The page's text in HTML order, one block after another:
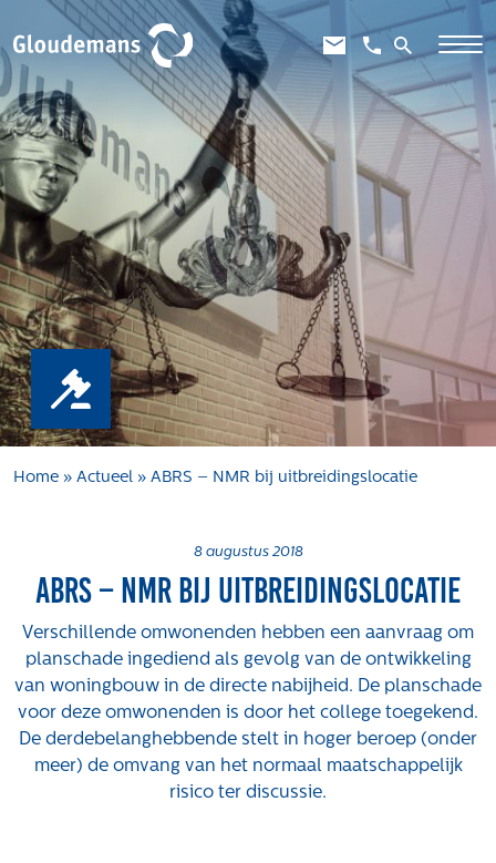
Expertises
Gebiedsontwikkeling
Gebiedseconomie
Grondstrategie en -verwerving
Taxaties overheid
Taxaties zakelijk
Schadevergoedingsrecht
Rentmeesterij
Transities
Tender-light voormalige St. Josefschool in
Brunssum
Concurrentiegerichte dialoog en tenderstrategie
Hoge Woerd in Ewijk
Pachtbeleid gemeente Valkenswaard: duurzame
pacht als instrument voor landbouw- en
watertransitie
Strategisch grondbeleid als motor voor
Home » Actueel » ABRS – NMR bij uitbreidingslocatie
8 augustus 2018
ABRS – NMR bij uitbreidingslocatie
Verschillende omwonenden hebben een aanvraag om
planschade ingediend als gevolg van de ontwikkeling
van woningbouw in de directe nabijheid. De planschade
voor deze omwonenden is door het college toegekend.
De derdebelanghebbende stelt in hoger beroep (onder
meer) de omvang van het normaal maatschappelijk
risico ter discussie.